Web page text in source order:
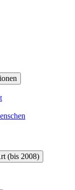
(bis 2008)